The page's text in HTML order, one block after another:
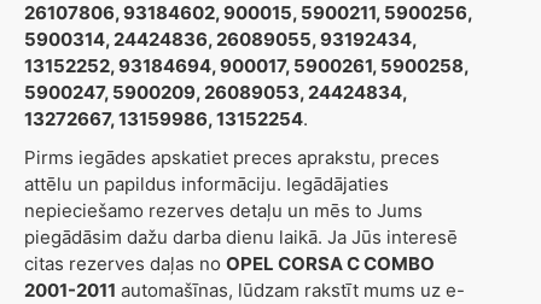
26107806, 93184602, 900015, 5900211, 5900256,
5900314, 24424836, 26089055, 93192434,
13152252, 93184694, 900017, 5900261, 5900258,
5900247, 5900209, 26089053, 24424834,
13272667, 13159986, 13152254.
Pirms iegādes apskatiet preces aprakstu, preces
attēlu un papildus informāciju. Iegādājaties
nepieciešamo rezerves detaļu un mēs to Jums
piegādāsim dažu darba dienu laikā. Ja Jūs interesē
citas rezerves daļas no OPEL CORSA C COMBO
2001-2011 automašīnas, lūdzam rakstīt mums uz e-